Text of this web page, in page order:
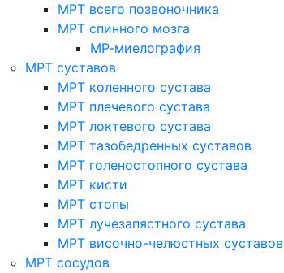
МРТ всего позвоночника
МРТ спинного мозга
МР-миелография
МРТ суставов
МРТ коленного сустава
МРТ плечевого сустава
МРТ локтевого сустава
МРТ тазобедренных суставов
МРТ голеностопного сустава
МРТ кисти
МРТ стопы
МРТ лучезапястного сустава
МРТ височно-челюстных суставов
МРТ сосудов